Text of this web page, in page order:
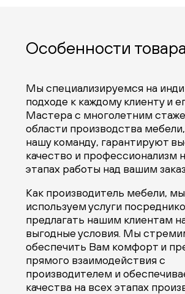
Особенности товара
Мы специализируемся на
подходе к каждому клиенту и
Мастера с многолетним
области производства
нашу команду, гарантируют
качество и профессионализм
этапах работы над вашим
Как производитель мебели,
используем услуги
предлагать нашим клиентам
выгодные условия. Мы
обеспечить Вам комфорт и
прямого взаимодействия с
производителем и
качества на всех этапах